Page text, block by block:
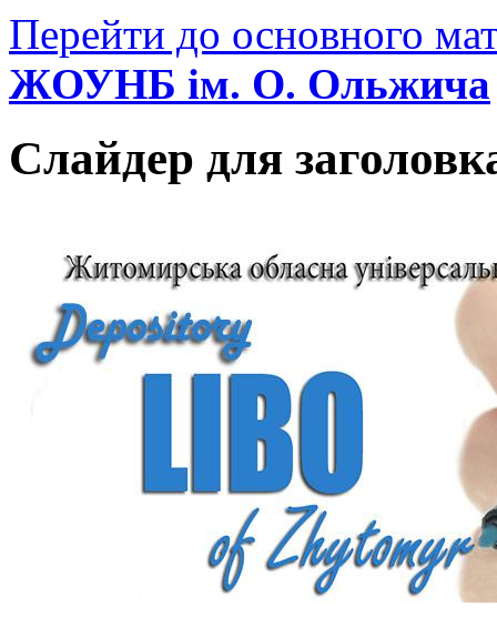
Перейти до основного
ЖОУНБ ім. О. Ольжича
Слайдер для